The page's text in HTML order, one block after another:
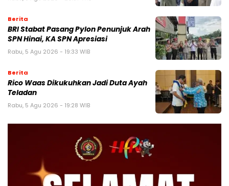
Berita
BRI Stabat Pasang Pylon Penunjuk Arah
SPN Hinai, KA SPN Apresiasi
Rabu, 5 Agu 2026 - 19:33 WIB
Berita
Rico Waas Dikukuhkan Jadi Duta Ayah
Teladan
Rabu, 5 Agu 2026 - 19:28 WIB